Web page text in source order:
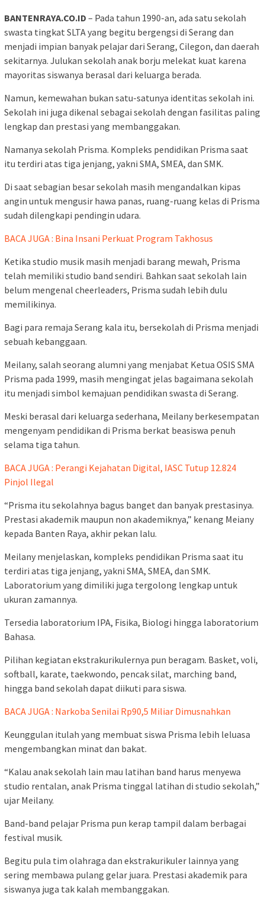
BANTENRAYA.CO.ID – Pada tahun 1990-an, ada satu sekolah
swasta tingkat SLTA yang begitu bergengsi di Serang dan
menjadi impian banyak pelajar dari Serang, Cilegon, dan daerah
sekitarnya. Julukan sekolah anak borju melekat kuat karena
mayoritas siswanya berasal dari keluarga berada.
Namun, kemewahan bukan satu-satunya identitas sekolah ini.
Sekolah ini juga dikenal sebagai sekolah dengan fasilitas paling
lengkap dan prestasi yang membanggakan.
Namanya sekolah Prisma. Kompleks pendidikan Prisma saat
itu terdiri atas tiga jenjang, yakni SMA, SMEA, dan SMK.
Di saat sebagian besar sekolah masih mengandalkan kipas
angin untuk mengusir hawa panas, ruang-ruang kelas di Prisma
sudah dilengkapi pendingin udara.
BACA JUGA : Bina Insani Perkuat Program Takhosus
Ketika studio musik masih menjadi barang mewah, Prisma
telah memiliki studio band sendiri. Bahkan saat sekolah lain
belum mengenal cheerleaders, Prisma sudah lebih dulu
memilikinya.
Bagi para remaja Serang kala itu, bersekolah di Prisma menjadi
sebuah kebanggaan.
Meilany, salah seorang alumni yang menjabat Ketua OSIS SMA
Prisma pada 1999, masih mengingat jelas bagaimana sekolah
itu menjadi simbol kemajuan pendidikan swasta di Serang.
Meski berasal dari keluarga sederhana, Meilany berkesempatan
mengenyam pendidikan di Prisma berkat beasiswa penuh
selama tiga tahun.
BACA JUGA : Perangi Kejahatan Digital, IASC Tutup 12.824
Pinjol Ilegal
“Prisma itu sekolahnya bagus banget dan banyak prestasinya.
Prestasi akademik maupun non akademiknya,” kenang Meiany
kepada Banten Raya, akhir pekan lalu.
Meilany menjelaskan, kompleks pendidikan Prisma saat itu
terdiri atas tiga jenjang, yakni SMA, SMEA, dan SMK.
Laboratorium yang dimiliki juga tergolong lengkap untuk
ukuran zamannya.
Tersedia laboratorium IPA, Fisika, Biologi hingga laboratorium
Bahasa.
Pilihan kegiatan ekstrakurikulernya pun beragam. Basket, voli,
softball, karate, taekwondo, pencak silat, marching band,
hingga band sekolah dapat diikuti para siswa.
BACA JUGA : Narkoba Senilai Rp90,5 Miliar Dimusnahkan
Keunggulan itulah yang membuat siswa Prisma lebih leluasa
mengembangkan minat dan bakat.
“Kalau anak sekolah lain mau latihan band harus menyewa
studio rentalan, anak Prisma tinggal latihan di studio sekolah,”
ujar Meilany.
Band-band pelajar Prisma pun kerap tampil dalam berbagai
festival musik.
Begitu pula tim olahraga dan ekstrakurikuler lainnya yang
sering membawa pulang gelar juara. Prestasi akademik para
siswanya juga tak kalah membanggakan.